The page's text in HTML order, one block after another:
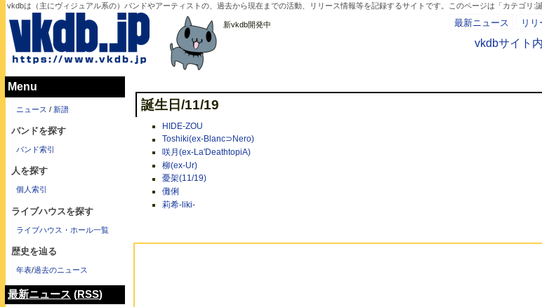
vkdbは（主にヴィジュアル系の）バンドやアーティストの、過去から現在までの活動、リリース情報等を記録するサイトです。このページは「カテゴリ:
新vkdb開発中 最新ニュース リ
vkdbサイト
誕生日/11/19
HIDE-ZOU
Toshiki(ex-Blanc⊃Nero)
咲月(ex-La'DeathtopiA)
柳(ex-Ur)
憂架(11/19)
儺俐
莉希-liki-
Menu
ニュース / 新譜
バンドを探す
バンド索引
人を探す
個人索引
ライブハウスを探す
ライブハウス・ホール一覧
歴史を辿る
年表/過去のニュース
最新ニュース (RSS)